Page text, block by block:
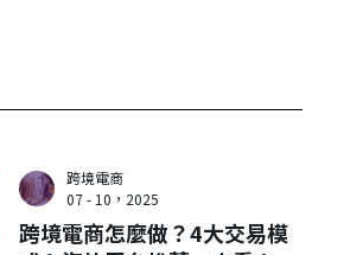
跨境電商
07 - 10，2025
跨境電商怎麼做？4大交易模